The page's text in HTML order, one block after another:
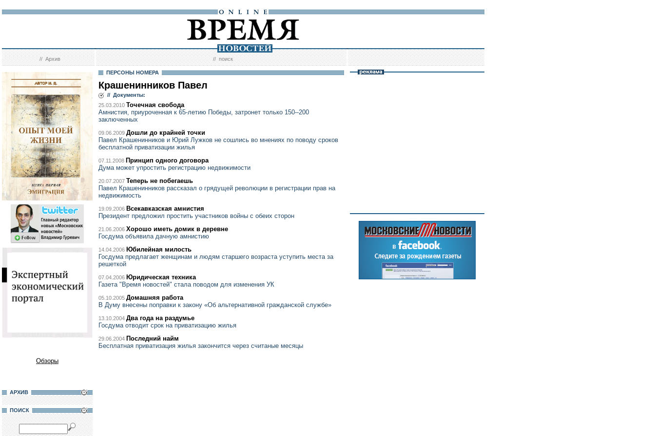
//Архив //поиск
Обзоры
АРХИВ
ПОИСК
ПЕРСОНЫ НОМЕРА
Крашенинников Павел
// Документы:
25.03.2010 Точечная свобода
Амнистия, приуроченная к 65-летию Победы, затронет только 150--200
заключенных
09.06.2009 Дошли до крайней точки
Павел Крашенинников и Юрий Лужков не сошлись во мнениях по поводу сроков
бесплатной приватизации жилья
07.11.2008 Принцип одного договора
Дума может упростить регистрацию недвижимости
20.07.2007 Теперь не побегаешь
Павел Крашенинников рассказал о грядущей революции в регистрации прав на
недвижимость
19.09.2006 Всекавказская амнистия
Президент предложил простить участников войны с обеих сторон
21.06.2006 Хорошо иметь домик в деревне
Госдума объявила дачную амнистию
14.04.2006 Юбилейная милость
Госдума предлагает женщинам и людям старшего возраста уступить места за
решеткой
07.04.2006 Юридическая техника
Газета "Время новостей" стала поводом для изменения УК
05.10.2005 Домашняя работа
В Думу внесены поправки к закону «Об альтернативной гражданской службе»
13.10.2004 Два года на раздумье
Госдума отводит срок на приватизацию жилья
29.06.2004 Последний найм
Бесплатная приватизация жилья закончится через считаные месяцы